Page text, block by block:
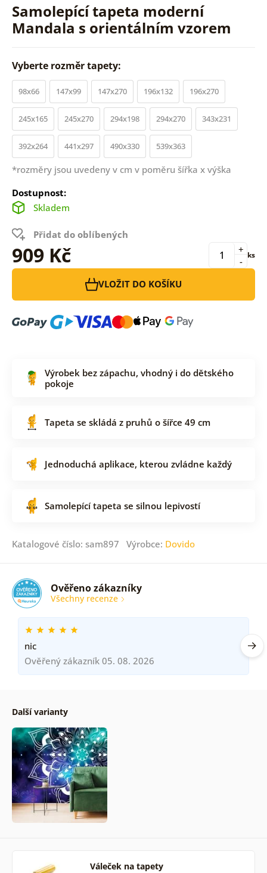
Samolepící tapeta moderní
Mandala s orientálním vzorem
Vyberte rozměr tapety:
98x66 147x99 147x270 196x132 196x270
245x165 245x270 294x198 294x270 343x231
392x264 441x297 490x330 539x363
*rozměry jsou uvedeny v cm v poměru šířka x výška
Dostupnost:
Skladem
Přidat do oblíbených
909 Kč -
+ ks
VLOŽIT DO KOŠÍKU
Výrobek bez zápachu, vhodný i do dětského
pokoje
Tapeta se skládá z pruhů o šířce 49 cm
Jednoduchá aplikace, kterou zvládne každý
Samolepící tapeta se silnou lepivostí
Katalogové číslo: sam897 Výrobce: Dovido
Ověřeno zákazníky
Všechny recenze
nic
Ověřený zákazník 05. 08. 2026
Další varianty
Váleček na tapety